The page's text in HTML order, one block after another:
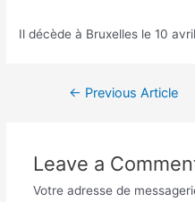
Il décède à Bruxelles le 10
← Previous Article
Leave a
Votre adresse de